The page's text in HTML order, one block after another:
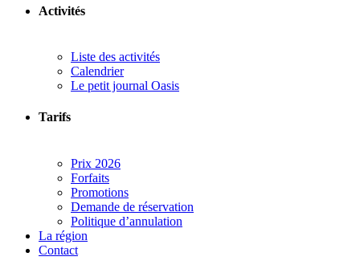
Activités
Liste des activités
Calendrier
Le petit journal Oasis
Tarifs
Prix 2026
Forfaits
Promotions
Demande de réservation
Politique d’annulation
La région
Contact